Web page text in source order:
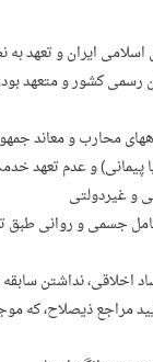
رسمی کشور و متعهد
پیمانی) و عدم تعهد
و غیردولتی
کامل جسمی و روانی
اخلاقی، نداشتن
مراجع ذیصلاح،